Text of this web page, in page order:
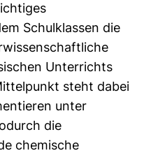
Schulklassen die
Unterrichts
steht dabei
unter
die
chemische